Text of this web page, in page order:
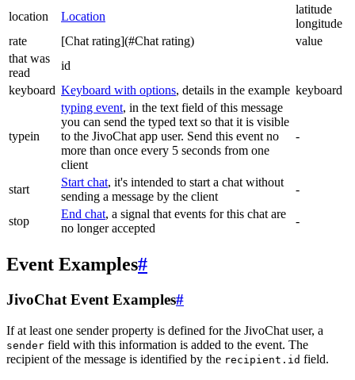
location Location
latitude
longitude
rate
[Chat rating](#Chat rating)
value
that was
read
id
keyboard Keyboard with options, details in the example keyboard
typein
typing event, in the text field of this message
you can send the typed text so that it is visible
to the JivoChat app user. Send this event no
more than once every 5 seconds from one
client
-
start
Start chat, it's intended to start a chat without
sending a message by the client
-
stop
End chat, a signal that events for this chat are
no longer accepted
-
Event Examples#
JivoChat Event Examples#
If at least one sender property is defined for the JivoChat user, a
sender field with this information is added to the event. The
recipient of the message is identified by the recipient.id field.